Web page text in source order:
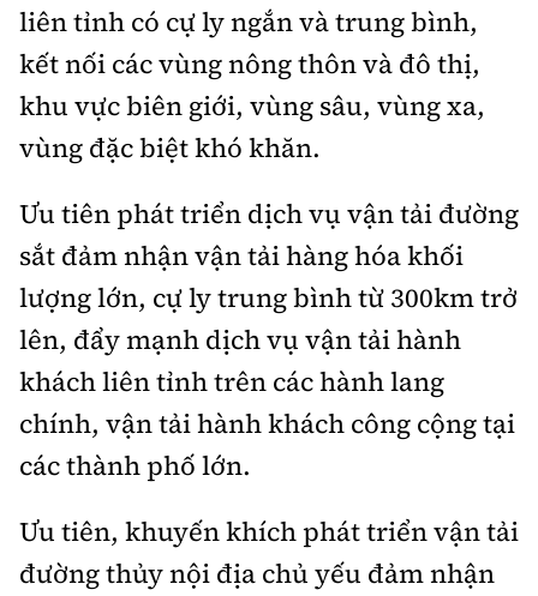
liên tỉnh có cự ly ngắn và trung bình,
kết nối các vùng nông thôn và đô thị,
khu vực biên giới, vùng sâu, vùng xa,
vùng đặc biệt khó khăn.
Ưu tiên phát triển dịch vụ vận tải đường
sắt đảm nhận vận tải hàng hóa khối
lượng lớn, cự ly trung bình từ 300km trở
lên, đẩy mạnh dịch vụ vận tải hành
khách liên tỉnh trên các hành lang
chính, vận tải hành khách công cộng tại
các thành phố lớn.
Ưu tiên, khuyến khích phát triển vận tải
đường thủy nội địa chủ yếu đảm nhận